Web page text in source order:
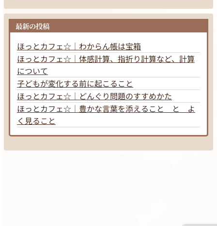
最新の投稿
ほっとカフェ☆｜わからん帳は宝箱
ほっとカフェ☆｜体感計算、指折り計算など、計算
について
子どもが変化する前に起こること
ほっとカフェ☆｜どんぐり問題のすすめかた
ほっとカフェ☆｜豊かな言葉を添えること と よ
く見ること